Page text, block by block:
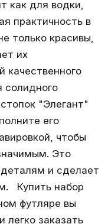
как для водки,
практичность в
только красивы,
их
качественного
"Элегант"
его
чтобы
Это
и сделает
Купить набор
футляре вы
заказать